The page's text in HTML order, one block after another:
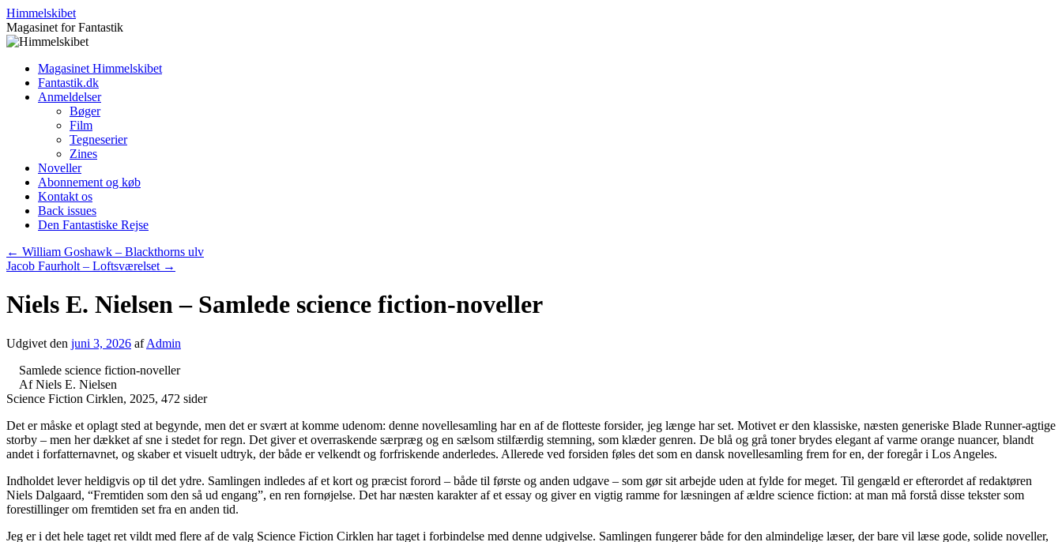
Hop
til
indhold
Himmelskibet
Magasinet for Fantastik
Magasinet Himmelskibet
Fantastik.dk
Anmeldelser
Bøger
Film
Tegneserier
Zines
Noveller
Abonnement og køb
Kontakt os
Back issues
Den Fantastiske Rejse
← William Goshawk – Blackthorns ulv
Jacob Faurholt – Loftsværelset →
Niels E. Nielsen – Samlede science fiction-noveller
Udgivet den juni 3, 2026 af Admin
Samlede science fiction-noveller
Af Niels E. Nielsen
Science Fiction Cirklen, 2025, 472 sider
Det er måske et oplagt sted at begynde, men det er svært at komme udenom: denne novellesamling har en af de flotteste forsider, jeg længe har set. Motivet er den klassiske, næsten generiske Blade Runner-agtige
storby – men her dækket af sne i stedet for regn. Det giver et overraskende særpræg og en sælsom stilfærdig stemning, som klæder genren. De blå og grå toner brydes elegant af varme orange nuancer, blandt
andet i forfatternavnet, og skaber et visuelt udtryk, der både er velkendt og forfriskende anderledes. Allerede ved forsiden føles det som en dansk novellesamling frem for en, der foregår i Los Angeles.
Indholdet lever heldigvis op til det ydre. Samlingen indledes af et kort og præcist forord – både til første og anden udgave – som gør sit arbejde uden at fylde for meget. Til gengæld er efterordet af redaktøren
Niels Dalgaard, “Fremtiden som den så ud engang”, en ren fornøjelse. Det har næsten karakter af et essay og giver en vigtig ramme for læsningen af ældre science fiction: at man må forstå disse tekster som
forestillinger om fremtiden set fra en anden tid.
Jeg er i det hele taget ret vildt med flere af de valg Science Fiction Cirklen har taget i forbindelse med denne udgivelse. Samlingen fungerer både for den almindelige læser, der bare vil læse gode, solide noveller,